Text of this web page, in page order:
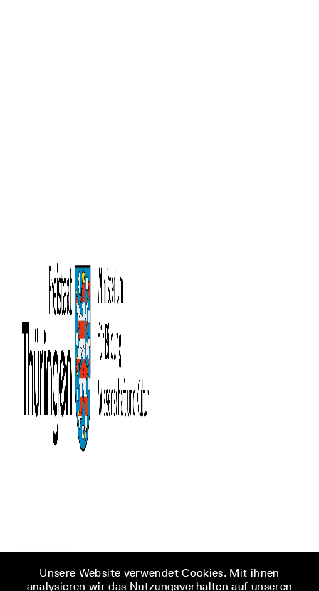
Unsere Website verwendet Cookies. Mit ihnen
analysieren wir das Nutzungsverhalten auf unseren